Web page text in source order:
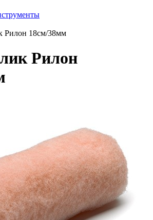
Рилон 18см/38мм
Рилон